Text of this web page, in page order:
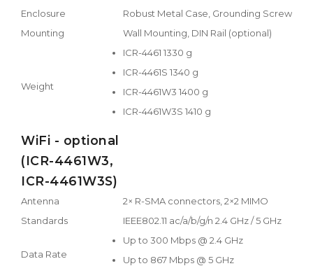
Enclosure
Robust Metal Case, Grounding Screw
Mounting
Wall Mounting, DIN Rail (optional)
Weight
ICR-4461 1330 g
ICR-4461S 1340 g
ICR-4461W3 1400 g
ICR-4461W3S 1410 g
WiFi - optional
(ICR-4461W3,
ICR-4461W3S)
Antenna
2× R-SMA connectors, 2×2 MIMO
Standards
IEEE802.11 ac/a/b/g/n 2.4 GHz / 5 GHz
Data Rate
Up to 300 Mbps @ 2.4 GHz
Up to 867 Mbps @ 5 GHz